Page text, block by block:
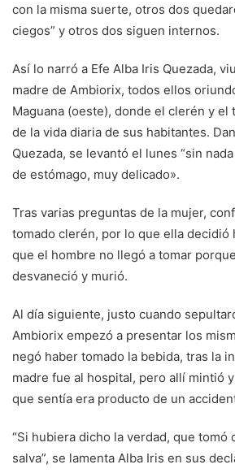
con la misma suerte, otros dos
ciegos” y otros dos siguen internos.
Así lo narró a Efe Alba Iris Quezada,
madre de Ambiorix, todos ellos
Maguana (oeste), donde el clerén y
de la vida diaria de sus habitantes.
Quezada, se levantó el lunes “sin
de estómago, muy delicado».
Tras varias preguntas de la mujer,
tomado clerén, por lo que ella decidió
que el hombre no llegó a tomar
desvaneció y murió.
Al día siguiente, justo cuando
Ambiorix empezó a presentar los
negó haber tomado la bebida, tras la
madre fue al hospital, pero allí mintió
que sentía era producto de un
“Si hubiera dicho la verdad, que tomó
salva”, se lamenta Alba Iris en sus